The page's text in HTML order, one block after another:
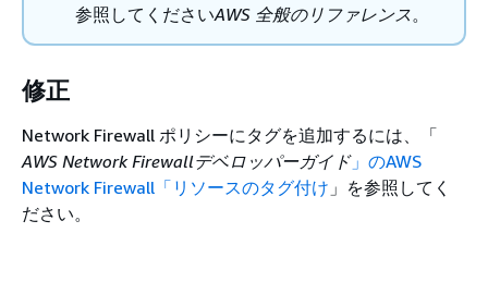
参照してくださいAWS 全般のリファレンス。
修正
Network Firewall ポリシーにタグを追加するには、「
AWS Network Firewallデベロッパーガイド」のAWS
Network Firewall「リソースのタグ付け 」を参照してく
ださい。